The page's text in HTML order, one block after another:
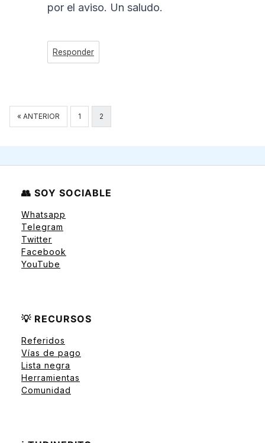
por el aviso. Un saludo.
Responder
Navegación
de
« ANTERIOR 1 2
👥 SOY SOCIABLE
Whatsapp
Telegram
Twitter
Facebook
YouTube
💡 RECURSOS
Referidos
Vías de pago
Lista negra
Herramientas
Comunidad